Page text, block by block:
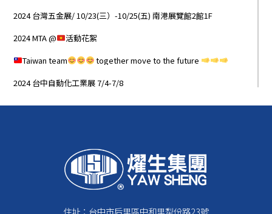
2024 台灣五金展/ 10/23(三）-10/25(五) 南港展覽館2館1F
2024 MTA @
活動花絮
Taiwan team
together move to the future
2024 台中自動化工業展 7/4-7/8